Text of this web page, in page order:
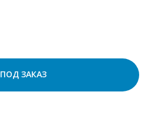
ПОД ЗАКАЗ